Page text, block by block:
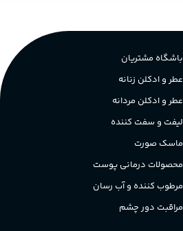
باشگاه مشتریان
عطر و ادکلن زنانه
عطر و ادکلن مردانه
لیفت و سفت کننده
ماسک صورت
محصولات درمانی پوست
مرطوب کننده و آب رسان
مراقبت دور چشم